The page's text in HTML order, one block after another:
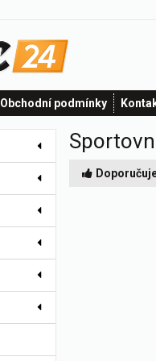
Obchodní podmínky